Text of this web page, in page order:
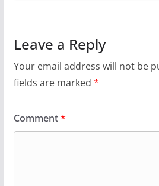
Leave a Reply
Your email address will not be
fields are marked *
Comment*